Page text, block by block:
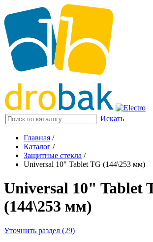
Искать
Главная /
Каталог /
Защитные стекла /
Universal 10" Tablet TG (144\253 мм)
Universal 10" Tablet
(144\253 мм)
Уточнить раздел (29)